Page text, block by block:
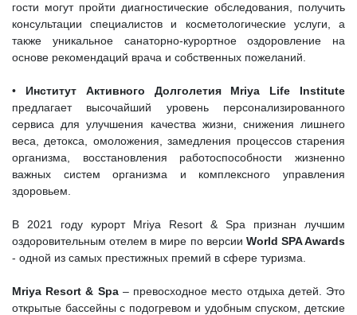
гости могут пройти диагностические обследования, получить
консультации специалистов и косметологические услуги, а
также уникальное санаторно-курортное оздоровление на
основе рекомендаций врача и собственных пожеланий.
• Институт Активного Долголетия Mriya Life Institute
предлагает высочайший уровень персонализированного
сервиса для улучшения качества жизни, снижения лишнего
веса, детокса, омоложения, замедления процессов старения
организма, восстановления работоспособности жизненно
важных систем организма и комплексного управления
здоровьем.
В 2021 году курорт Mriya Resort & Spa признан лучшим
оздоровительным отелем в мире по версии World SPA Awards
- одной из самых престижных премий в сфере туризма.
Mriya Resort & Spa – превосходное место отдыха детей. Это
открытые бассейны с подогревом и удобным спуском, детские